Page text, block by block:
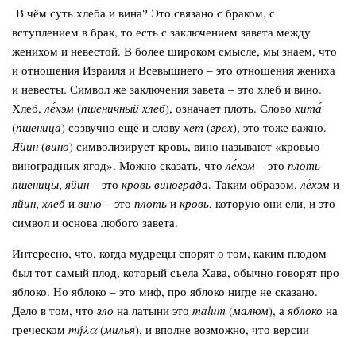
В чём суть хлеба и вина? Это связано с браком, с
вступлением в брак, то есть с заключением завета между
женихом и невестой. В более широком смысле, мы знаем, что
и отношения Израиля и Всевышнего – это отношения жениха
и невесты. Символ же заключения завета – это хлеб и вино.
Хлеб,ле́хэм (пшеничный хлеб), означает плоть. Слово хита́
(пшеница) созвучно ещё и слову хет (грех), это тоже важно.
Яйин (вино) символизирует кровь, вино называют «кровью
виноградных ягод». Можно сказать, чтоле́хэм – это плоть
пшеницы,яйин – это кровь винограда. Таким образом,ле́хэм и
яйин, хлеб и вино – это плоть и кровь, которую они ели, и это
символ и основа любого завета.
Интересно, что, когда мудрецы спорят о том, каким плодом
был тот самый плод, который съела Хава, обычно говорят про
яблоко. Но яблоко – это миф, про яблоко нигде не сказано.
Дело в том, что зло на латыни это malum (малюм), аяблоко на
греческом mήλα(милья), и вполне возможно, что версии